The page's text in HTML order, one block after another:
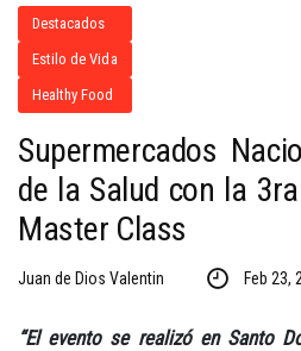
Destacados
Estilo de Vida
Healthy Food
Supermercados
de la Salud con la
Master Class
Juan de Dios Valentin Feb 23,
“El evento se realizó en Santo